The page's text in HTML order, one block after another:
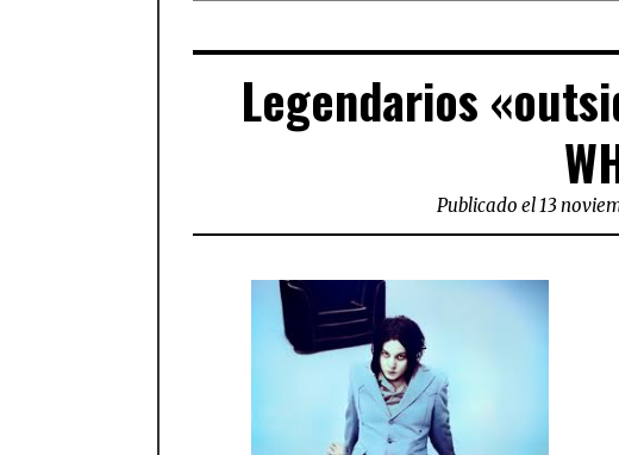
Legendarios
Publicado el 13